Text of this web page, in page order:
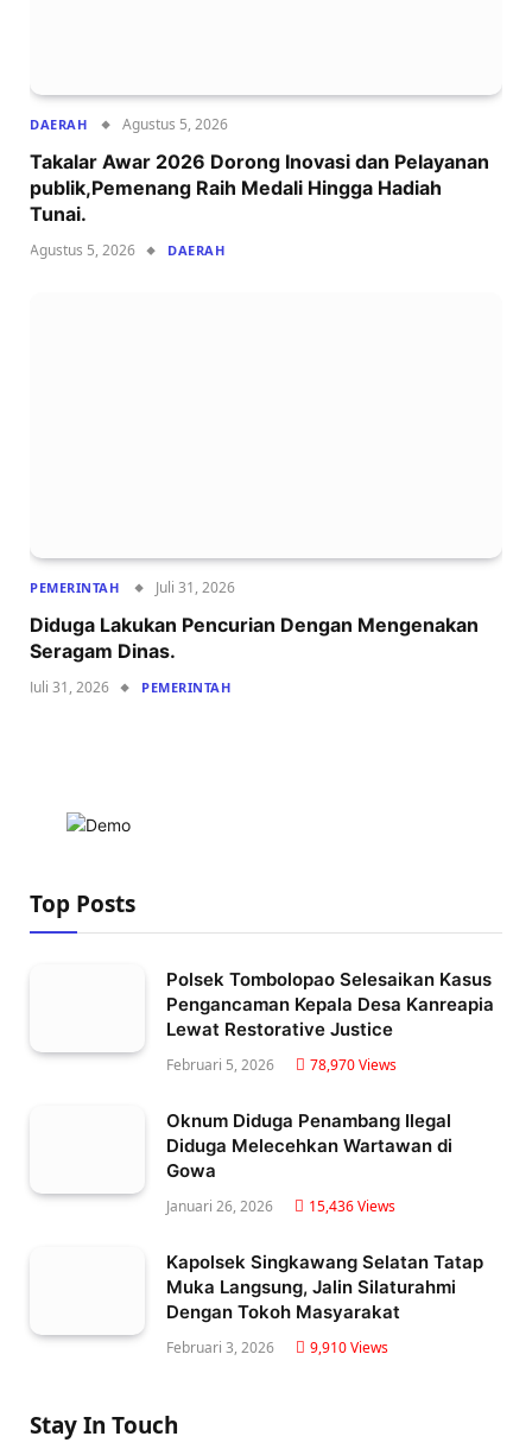
DAERAH Agustus 5, 2026
Takalar Awar 2026 Dorong Inovasi dan Pelayanan
publik,Pemenang Raih Medali Hingga Hadiah
Tunai.
Agustus 5, 2026 DAERAH
PEMERINTAH Juli 31, 2026
Diduga Lakukan Pencurian Dengan Mengenakan
Seragam Dinas.
Juli 31, 2026 PEMERINTAH
Top Posts
Polsek Tombolopao Selesaikan Kasus
Pengancaman Kepala Desa Kanreapia
Lewat Restorative Justice
Februari 5, 2026 78,970Views
Oknum Diduga Penambang Ilegal
Diduga Melecehkan Wartawan di
Gowa
Januari 26, 2026 15,436Views
Kapolsek Singkawang Selatan Tatap
Muka Langsung, Jalin Silaturahmi
Dengan Tokoh Masyarakat
Februari 3, 2026 9,910Views
Stay In Touch